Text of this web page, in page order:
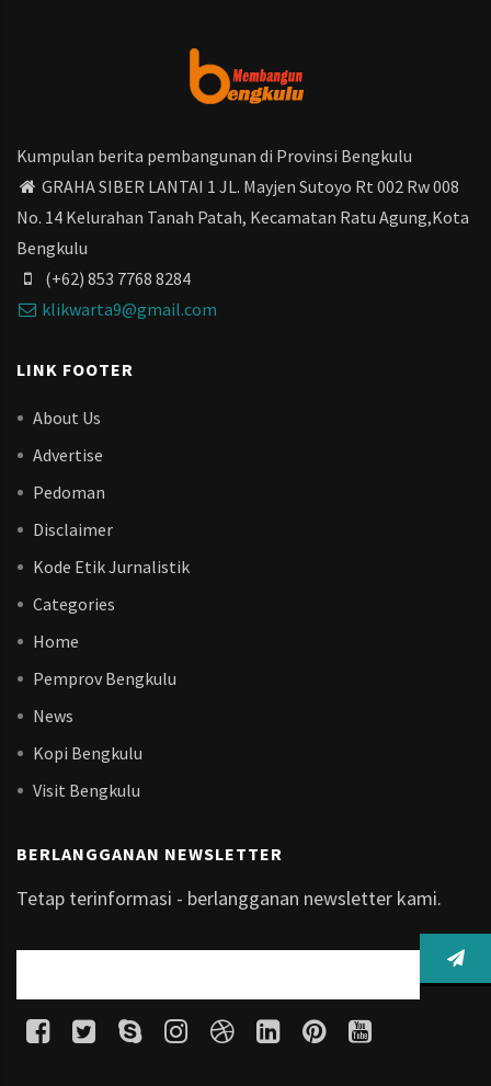
Kumpulan berita pembangunan di Provinsi Bengkulu
GRAHA SIBER LANTAI 1 JL. Mayjen Sutoyo Rt 002 Rw 008
No. 14 Kelurahan Tanah Patah, Kecamatan Ratu Agung,Kota
Bengkulu
(+62) 853 7768 8284
klikwarta9@gmail.com
LINK FOOTER
About Us
Advertise
Pedoman
Disclaimer
Kode Etik Jurnalistik
Categories
Home
Pemprov Bengkulu
News
Kopi Bengkulu
Visit Bengkulu
BERLANGGANAN NEWSLETTER
Tetap terinformasi - berlangganan newsletter kami.